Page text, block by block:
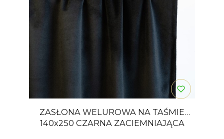
ZASŁONA WELUROWA NA TAŚMIE
140x250 CZARNA ZACIEMNIAJĄCA